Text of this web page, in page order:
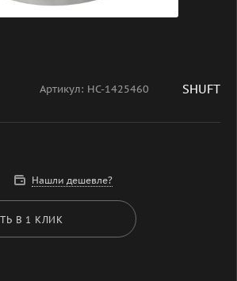
Артикул: НС-1425460 SHUFT
Нашли дешевле?
В 1 КЛИК